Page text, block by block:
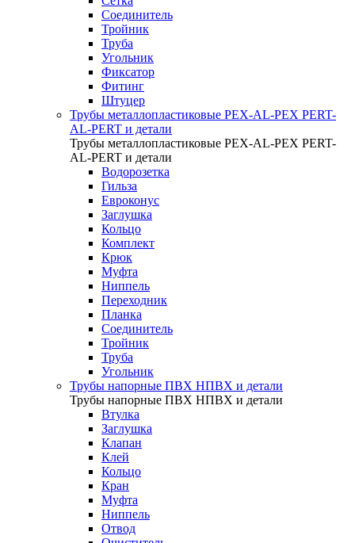
Соединитель
Тройник
Труба
Угольник
Фиксатор
Фитинг
Штуцер
Трубы металлопластиковые PEX-AL-PEX PERT-
AL-PERT и детали
Трубы металлопластиковые PEX-AL-PEX PERT-
AL-PERT и детали
Водорозетка
Гильза
Евроконус
Заглушка
Кольцо
Комплект
Крюк
Муфта
Ниппель
Переходник
Планка
Соединитель
Тройник
Труба
Угольник
Трубы напорные ПВХ НПВХ и детали
Трубы напорные ПВХ НПВХ и детали
Втулка
Заглушка
Клапан
Клей
Кольцо
Кран
Муфта
Ниппель
Отвод